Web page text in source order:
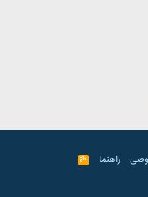
راهنما
R
S